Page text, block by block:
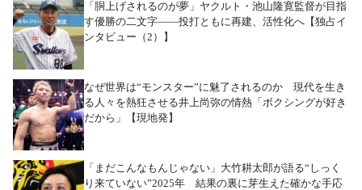
「胴上げされるのが夢」ヤクルト・池山隆寛監督が目指
す優勝の二文字――投打ともに再建、活性化へ【独占イ
ンタビュー（2）】
なぜ世界は“モンスター”に魅了されるのか 現代を生き
る人々を熱狂させる井上尚弥の情熱「ボクシングが好き
だから」【現地発】
「まだこんなもんじゃない」大竹耕太郎が語る“しっく
り来ていない”2025年 結果の裏に芽生えた確かな手応